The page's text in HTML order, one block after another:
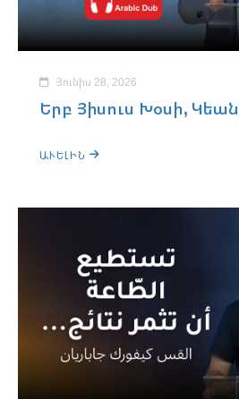
Յունիս 28, 2026
Երբ Յիսուս Խօսի,
ԱՒԵԼԻՆ